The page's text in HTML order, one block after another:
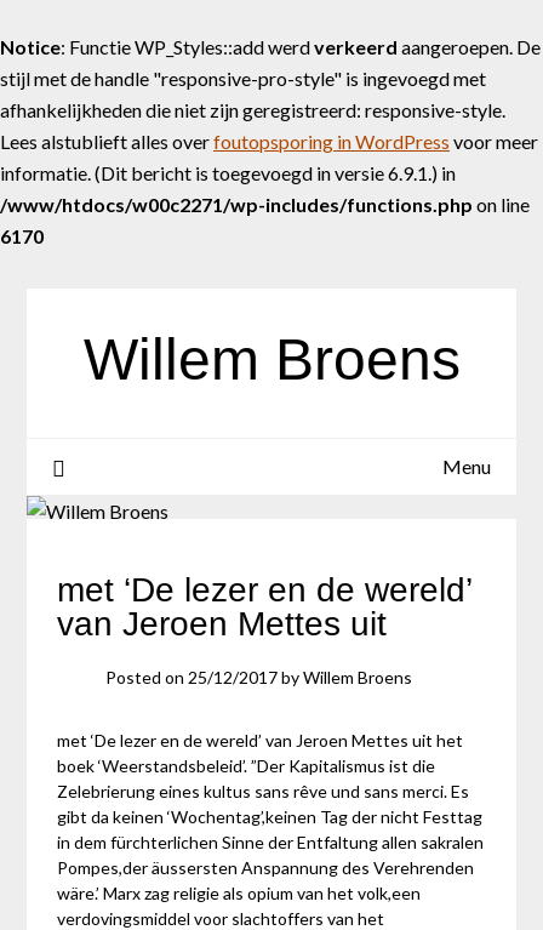
Notice: Functie WP_Styles::add werdverkeerd aangeroepen. De
stijl met de handle "responsive-pro-style" is ingevoegd met
afhankelijkheden die niet zijn geregistreerd: responsive-style.
Lees alstublieft alles overfoutopsporing in WordPress voor meer
informatie. (Dit bericht is toegevoegd in versie 6.9.1.) in
/www/htdocs/w00c2271/wp-includes/functions.php on line
6170
Willem Broens
Menu
met ‘De lezer en de wereld’
van Jeroen Mettes uit
Posted on 25/12/2017byWillem Broens
met ‘De lezer en de wereld’ van Jeroen Mettes uit het
boek ‘Weerstandsbeleid’. ”Der Kapitalismus ist die
Zelebrierung eines kultus sans rêve und sans merci. Es
gibt da keinen ‘Wochentag’,keinen Tag der nicht Festtag
in dem fürchterlichen Sinne der Entfaltung allen sakralen
Pompes,der äussersten Anspannung des Verehrenden
wäre.’ Marx zag religie als opium van het volk,een
verdovingsmiddel voor slachtoffers van het